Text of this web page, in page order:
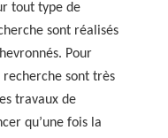
tout type de
sont réalisés
Pour
sont très
travaux de
qu’une fois la